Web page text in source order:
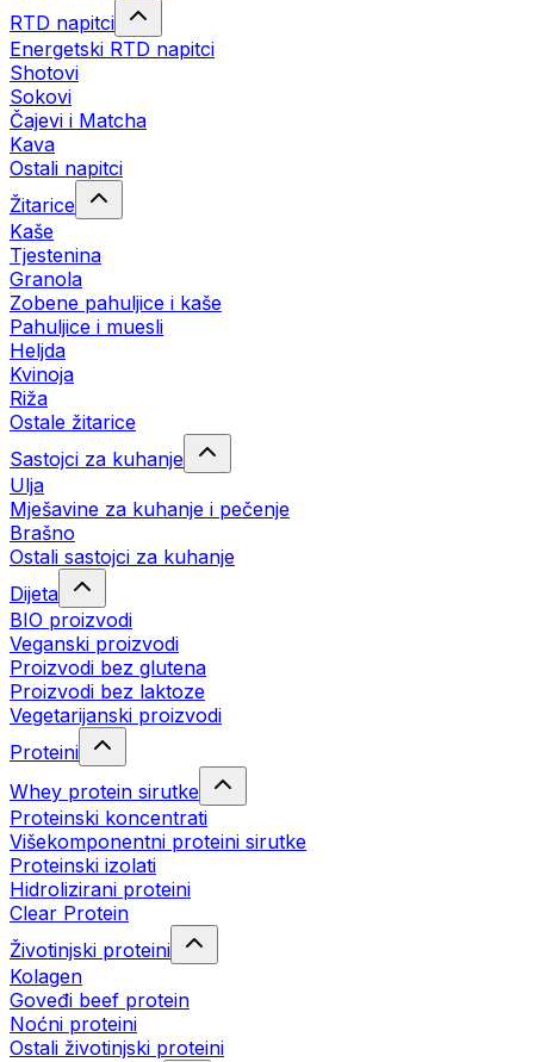
RTD napitci
Energetski RTD napitci
Shotovi
Sokovi
Čajevi i Matcha
Kava
Ostali napitci
Žitarice
Kaše
Tjestenina
Granola
Zobene pahuljice i kaše
Pahuljice i muesli
Heljda
Kvinoja
Riža
Ostale žitarice
Sastojci za kuhanje
Ulja
Mješavine za kuhanje i pečenje
Brašno
Ostali sastojci za kuhanje
Dijeta
BIO proizvodi
Veganski proizvodi
Proizvodi bez glutena
Proizvodi bez laktoze
Vegetarijanski proizvodi
Proteini
Whey protein sirutke
Proteinski koncentrati
Višekomponentni proteini sirutke
Proteinski izolati
Hidrolizirani proteini
Clear Protein
Životinjski proteini
Kolagen
Goveđi beef protein
Noćni proteini
Ostali životinjski proteini